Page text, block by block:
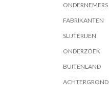
ONDERNEMERS
FABRIKANTEN
SLIJTERIJEN
ONDERZOEK
BUITENLAND
ACHTERGROND